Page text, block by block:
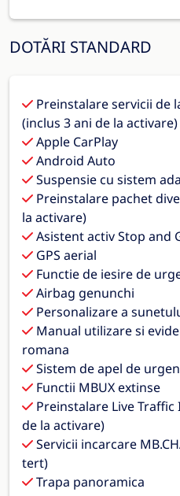
DOTĂRI STANDARD
Preinstalare servicii de
(inclus 3 ani de la activare)
Apple CarPlay
Android Auto
Suspensie cu sistem
Preinstalare pachet
la activare)
Asistent activ Stop and
GPS aerial
Functie de iesire de
Airbag genunchi
Personalizare a
Manual utilizare si
romana
Sistem de apel de
Functii MBUX extinse
Preinstalare Live
de la activare)
Servicii incarcare
tert)
Trapa panoramica